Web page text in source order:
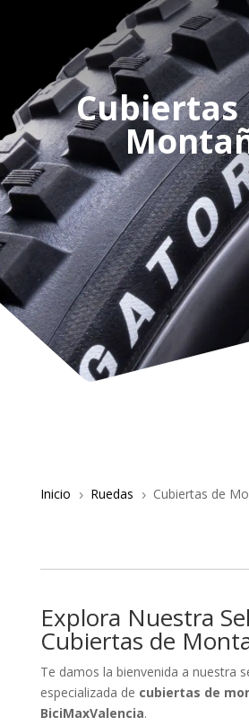
Cubiertas
Inicio 5 Ruedas 5 Cubiertas de
Explora Nuestra
Cubiertas de
Te damos la bienvenida a nuestra
especializada de cubiertas de
BiciMaxValencia.